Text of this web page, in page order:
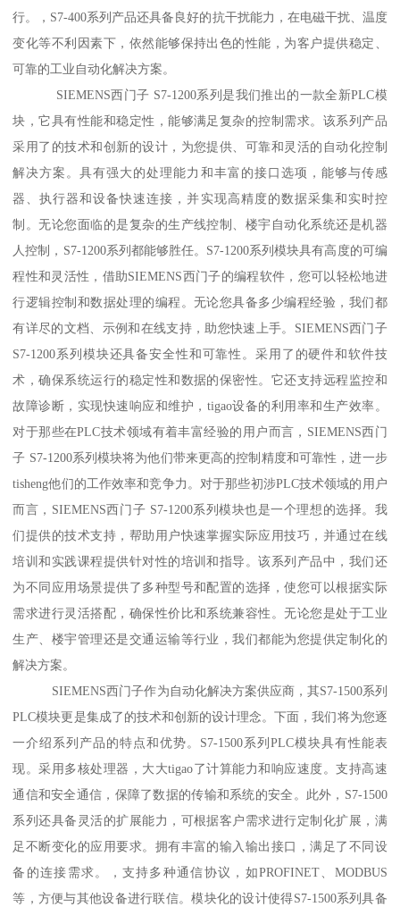
行。，S7-400系列产品还具备良好的抗干扰能力，在电磁干扰、温度
变化等不利因素下，依然能够保持出色的性能，为客户提供稳定、
可靠的工业自动化解决方案。
SIEMENS西门子 S7-1200系列是我们推出的一款全新PLC模
块，它具有性能和稳定性，能够满足复杂的控制需求。该系列产品
采用了的技术和创新的设计，为您提供、可靠和灵活的自动化控制
解决方案。具有强大的处理能力和丰富的接口选项，能够与传感
器、执行器和设备快速连接，并实现高精度的数据采集和实时控
制。无论您面临的是复杂的生产线控制、楼宇自动化系统还是机器
人控制，S7-1200系列都能够胜任。S7-1200系列模块具有高度的可编
程性和灵活性，借助SIEMENS西门子的编程软件，您可以轻松地进
行逻辑控制和数据处理的编程。无论您具备多少编程经验，我们都
有详尽的文档、示例和在线支持，助您快速上手。SIEMENS西门子
S7-1200系列模块还具备安全性和可靠性。采用了的硬件和软件技
术，确保系统运行的稳定性和数据的保密性。它还支持远程监控和
故障诊断，实现快速响应和维护，tigao设备的利用率和生产效率。
对于那些在PLC技术领域有着丰富经验的用户而言，SIEMENS西门
子 S7-1200系列模块将为他们带来更高的控制精度和可靠性，进一步
tisheng他们的工作效率和竞争力。对于那些初涉PLC技术领域的用户
而言，SIEMENS西门子 S7-1200系列模块也是一个理想的选择。我
们提供的技术支持，帮助用户快速掌握实际应用技巧，并通过在线
培训和实践课程提供针对性的培训和指导。该系列产品中，我们还
为不同应用场景提供了多种型号和配置的选择，使您可以根据实际
需求进行灵活搭配，确保性价比和系统兼容性。无论您是处于工业
生产、楼宇管理还是交通运输等行业，我们都能为您提供定制化的
解决方案。
SIEMENS西门子作为自动化解决方案供应商，其S7-1500系列
PLC模块更是集成了的技术和创新的设计理念。下面，我们将为您逐
一介绍系列产品的特点和优势。S7-1500系列PLC模块具有性能表
现。采用多核处理器，大大tigao了计算能力和响应速度。支持高速
通信和安全通信，保障了数据的传输和系统的安全。此外，S7-1500
系列还具备灵活的扩展能力，可根据客户需求进行定制化扩展，满
足不断变化的应用要求。拥有丰富的输入输出接口，满足了不同设
备的连接需求。，支持多种通信协议，如PROFINET、MODBUS
等，方便与其他设备进行联信。模块化的设计使得S7-1500系列具备